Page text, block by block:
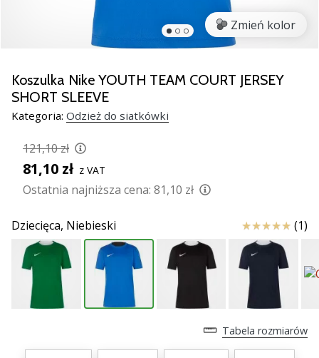
–
Nasze
porady
prezentowe
Ci
wybrać
idealny
prezent!
buty,
ubrania
i…
11. 8. 2022
Zmień kolor
Koszulka Nike YOUTH TEAM COURT JERSEY
SHORT SLEEVE
Kategoria: Odzież do siatkówki
121,10 zł
81,10 zł z VAT
Ostatnia najniższa cena: 81,10 zł
Dziecięca, Niebieski Ocena (1)
Tabela rozmiarów